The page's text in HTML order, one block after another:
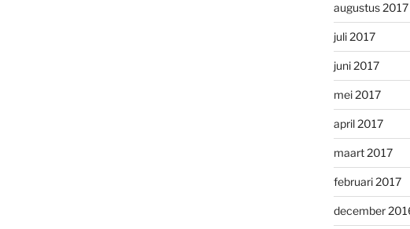
augustus 2017
juli 2017
juni 2017
mei 2017
april 2017
maart 2017
februari 2017
december